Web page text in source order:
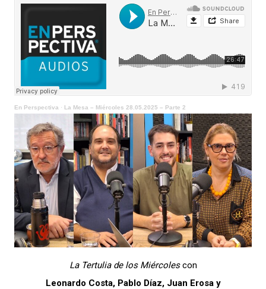
En Perspectiva · La Mesa – Miércoles 28.05.2025 – Parte 2
La Tertulia de los Miércolescon
Leonardo Costa, Pablo Díaz, Juan Erosa y